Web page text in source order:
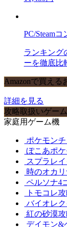
PC/Steam
ランキング
ーを徹底比
Amazonで買える
詳細を見る
攻略取扱いゲーム
家庭用ゲーム機
ポケモン
ぽこあポ
スプラレ
時のオカ
ペルソナ4
トモコレ
バイオレ
紅の砂漠攻
デイモン&